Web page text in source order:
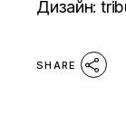
Дизайн:
SHARE